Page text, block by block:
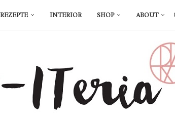
REZEPTE INTERIOR SHOP ABOUT